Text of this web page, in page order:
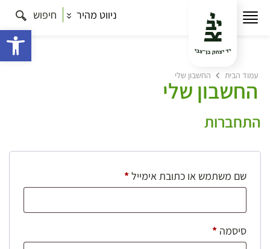
ניווט מהיר חיפוש
עמוד הבית החשבון שלי
החשבון שלי
התחברות
שם משתמש או כתובת אימייל*חובה
סיסמה *חובה